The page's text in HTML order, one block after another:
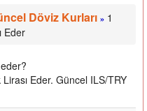
Döviz Kurları » 1
Eder
Eder. Güncel ILS/TRY